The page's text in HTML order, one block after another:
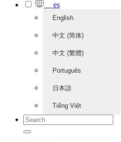
es
English
中文 (简体)
中文 (繁體)
Português
日本語
Tiếng Việt